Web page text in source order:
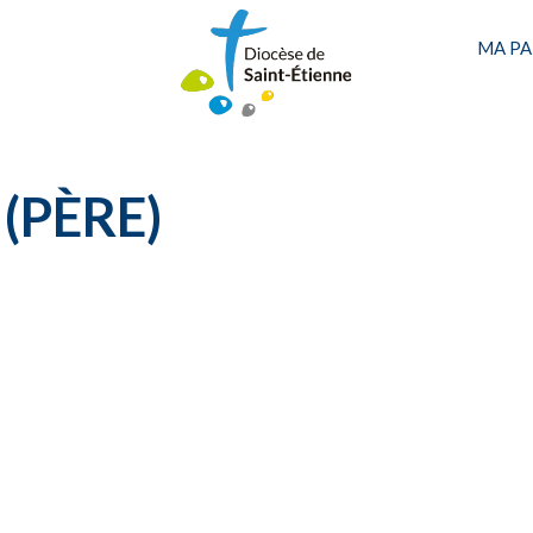
MA
Une personne